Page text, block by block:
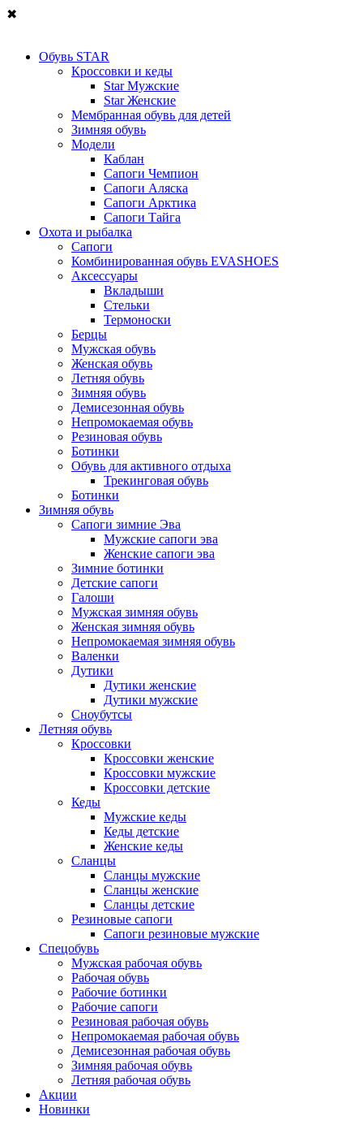
✖
Обувь STAR
Кроссовки и кеды
Star Мужские
Star Женские
Мембранная обувь для детей
Зимняя обувь
Модели
Каблан
Сапоги Чемпион
Сапоги Аляска
Сапоги Арктика
Сапоги Тайга
Охота и рыбалка
Сапоги
Комбинированная обувь EVASHOES
Аксессуары
Вкладыши
Стельки
Термоноски
Берцы
Мужская обувь
Женская обувь
Летняя обувь
Зимняя обувь
Демисезонная обувь
Непромокаемая обувь
Резиновая обувь
Ботинки
Обувь для активного отдыха
Трекинговая обувь
Ботинки
Зимняя обувь
Сапоги зимние Эва
Мужские сапоги эва
Женские сапоги эва
Зимние ботинки
Детские сапоги
Галоши
Мужская зимняя обувь
Женская зимняя обувь
Непромокаемая зимняя обувь
Валенки
Дутики
Дутики женские
Дутики мужские
Сноубутсы
Летняя обувь
Кроссовки
Кроссовки женские
Кроссовки мужские
Кроссовки детские
Кеды
Мужские кеды
Кеды детские
Женские кеды
Сланцы
Сланцы мужские
Сланцы женские
Сланцы детские
Резиновые сапоги
Сапоги резиновые мужские
Спецобувь
Мужская рабочая обувь
Рабочая обувь
Рабочие ботинки
Рабочие сапоги
Резиновая рабочая обувь
Непромокаемая рабочая обувь
Демисезонная рабочая обувь
Зимняя рабочая обувь
Летняя рабочая обувь
Акции
Новинки